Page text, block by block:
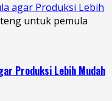
agar Produksi Lebih
Produksi Lebih Mudah